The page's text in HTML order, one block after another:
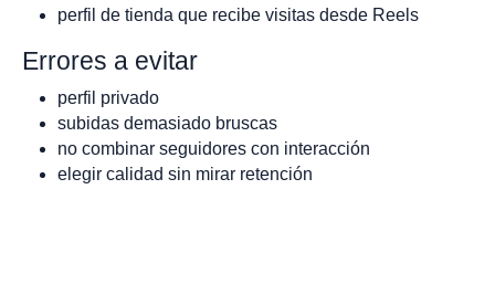
perfil de tienda que recibe visitas desde Reels
Errores a evitar
perfil privado
subidas demasiado bruscas
no combinar seguidores con interacción
elegir calidad sin mirar retención